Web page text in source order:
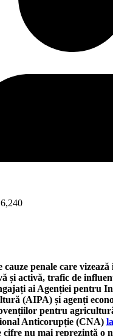
6,240
cauze penale care
și activă, trafic de
ai Agenției pentru
(AIPA) și agenți
pentru
Anticorupție (CNA)
cifre nu mai reprezintă o